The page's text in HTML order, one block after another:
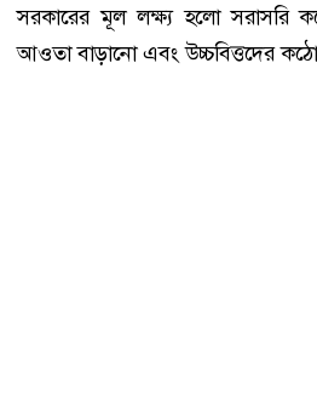
সরকারের মূল লক্ষ্য হলো সরাসরি
আওতা বাড়ানো এবং উচ্চবিত্তদের